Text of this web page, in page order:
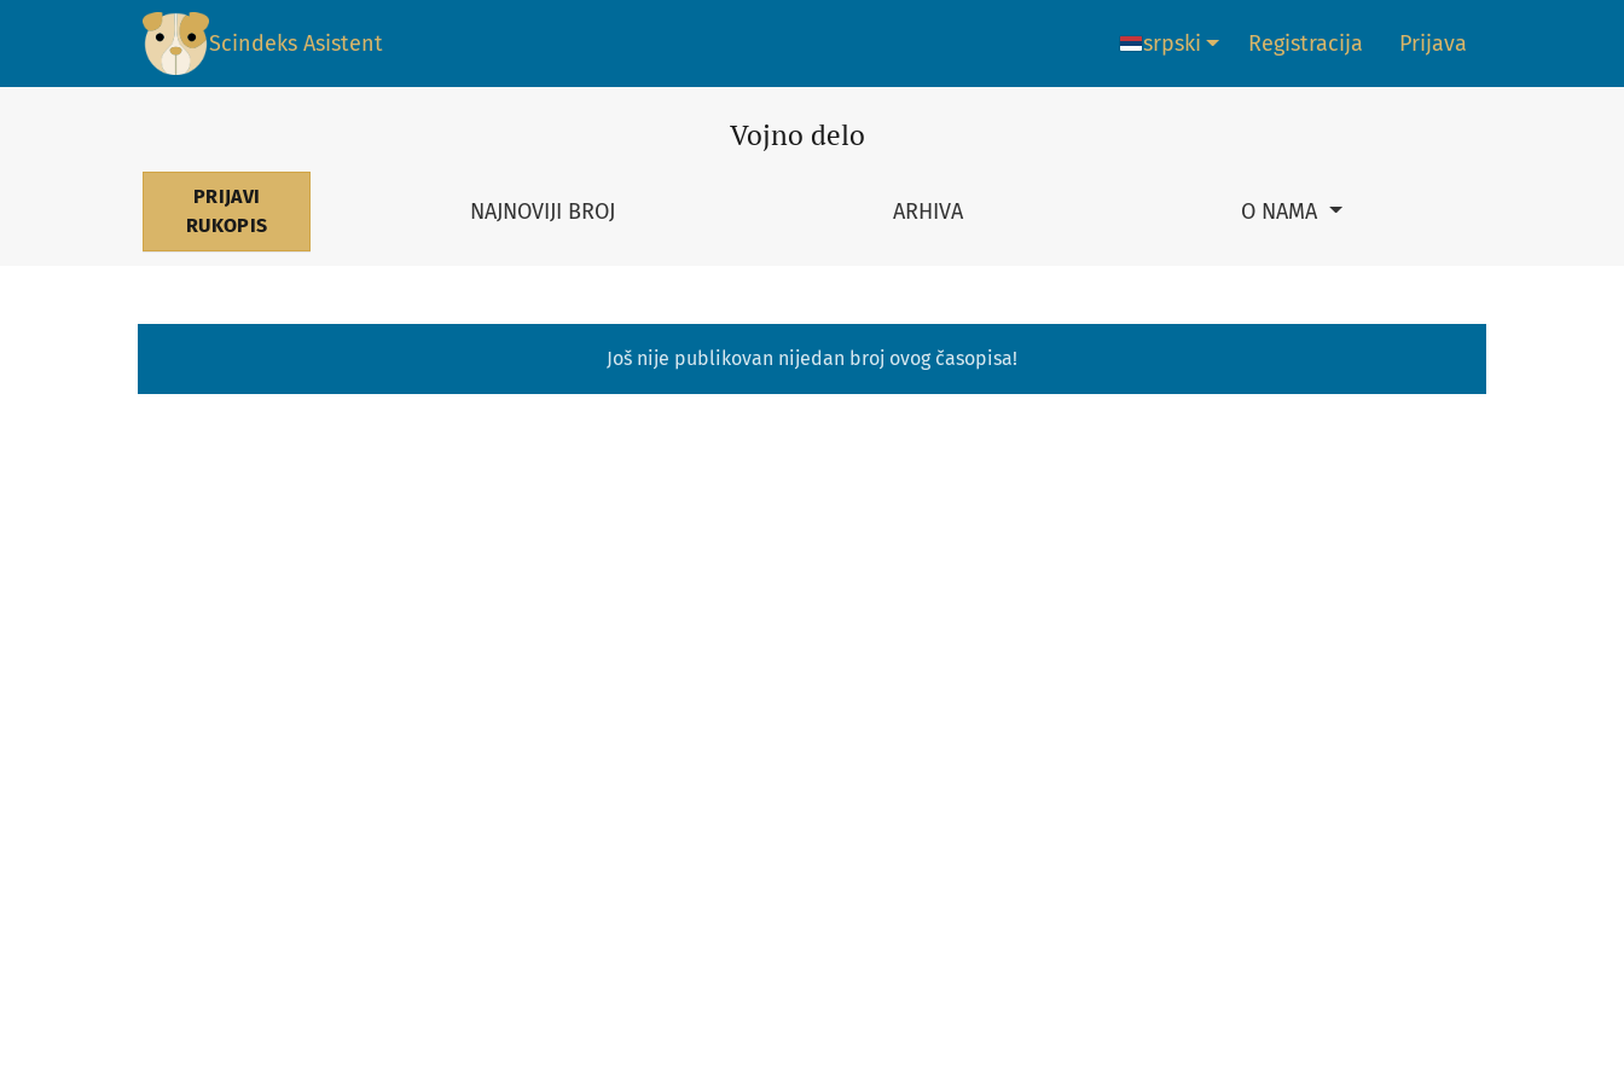
Scindeks Asistent
Vojno delo
PRIJAVI
RUKOPIS
NAJNOVIJI BROJ ARHIVA O NAMA
Promena jezika. Trenutni jezik je:
srpski Registracija Prijava
Još nije publikovan nijedan broj ovog časopisa!